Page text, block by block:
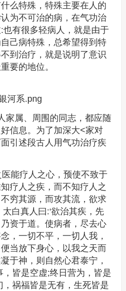
么特殊，特殊主要在人的
为不可治的病，在气功治
有很多轻病人，就是由于
己病特殊，总希望得到特
到治疗，就是说明了意识
要的地位。
家属、周围的同志，都应随
信息。为了加深大<家对
引述段古人用气功治疗疾
医能疗人之心，预使不致于
疗人之疾，而不知疗人之
穷其源，而攻其流，欲求
白真人曰:‘欲治其疾，先
资于道。使病者，尽去心
，一切不平，一切人我，
当放下身心，以我之天而
于神，则自然心君泰宁，
皆是空虚;终日营为，皆是
祸福皆是无有，生死皆是